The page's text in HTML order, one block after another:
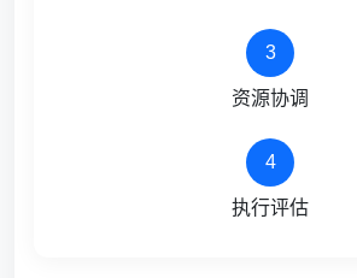
3
资源协调
4
执行评估